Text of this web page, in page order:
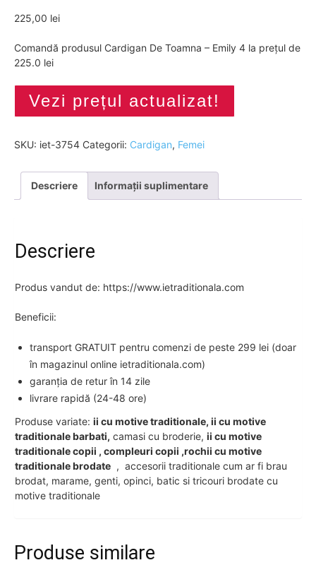
225,00 lei
Comandă produsul Cardigan De Toamna – Emily 4 la prețul de
225.0 lei
Vezi prețul actualizat!
SKU: iet-3754 Categorii: Cardigan, Femei
Descriere Informații suplimentare
Descriere
Produs vandut de: https://www.ietraditionala.com
Beneficii:
transport GRATUIT pentru comenzi de peste 299 lei (doar
în magazinul online ietraditionala.com)
garanția de retur în 14 zile
livrare rapidă (24-48 ore)
Produse variate: ii cu motive traditionale, ii cu motive
traditionale barbati, camasi cu broderie, ii cu motive
traditionale copii , compleuri copii ,rochii cu motive
traditionale brodate , accesorii traditionale cum ar fi brau
brodat, marame, genti, opinci, batic si tricouri brodate cu
motive traditionale
Produse similare